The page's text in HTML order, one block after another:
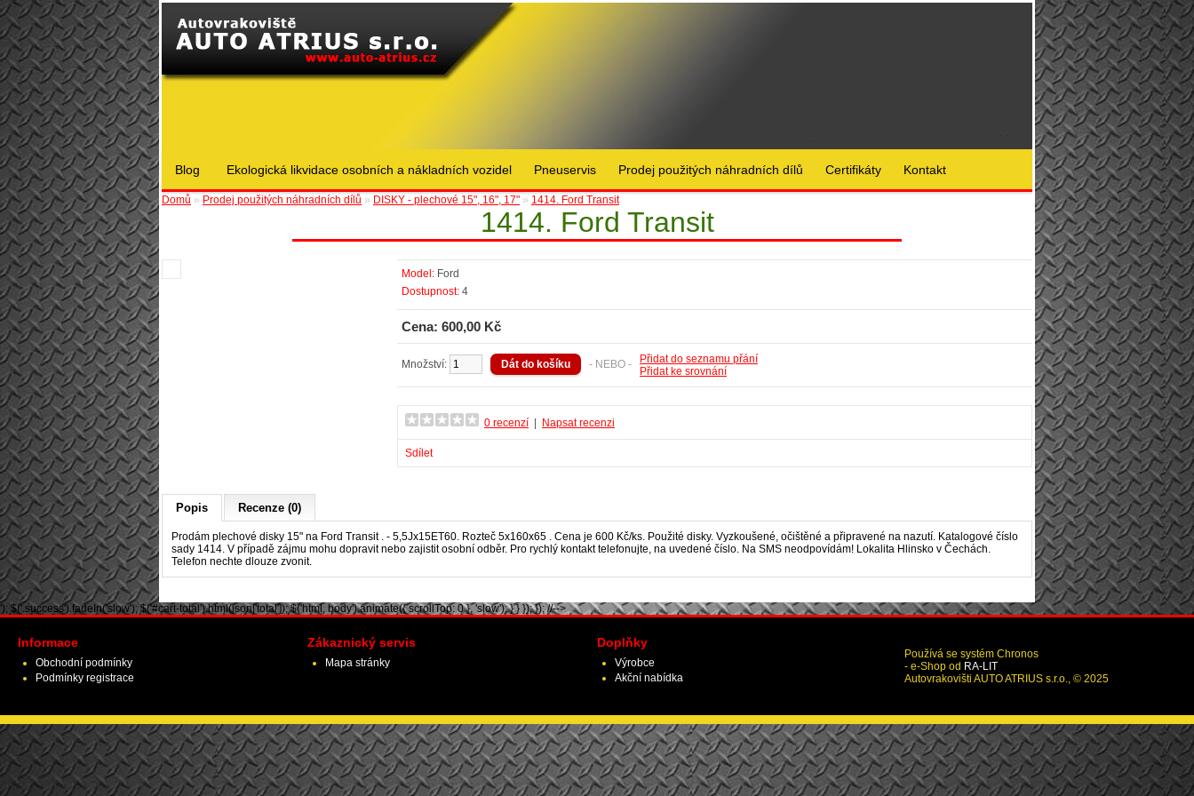
Blog Ekologická likvidace osobních a nákladních vozidel Pneuservis Prodej použitých náhradních dílů Certifikáty Kontakt
Domů » Prodej použitých náhradních dílů » DISKY - plechové 15", 16", 17" » 1414. Ford Transit
1414. Ford Transit
Model: Ford
Dostupnost: 4
Cena: 600,00 Kč
Množství: - NEBO -
Přidat do seznamu přání
Přidat ke srovnání
0 recenzí Napsat recenzi
Sdílet
Popis Recenze (0)
Prodám plechové disky 15" na Ford Transit . - 5,5Jx15ET60. Rozteč 5x160x65 . Cena je 600 Kč/ks. Použité disky. Vyzkoušené, očištěné a připravené na nazutí. Katalogové číslo
sady 1414. V případě zájmu mohu dopravit nebo zajistit osobní odběr. Pro rychlý kontakt telefonujte, na uvedené číslo. Na SMS neodpovídám! Lokalita Hlinsko v Čechách.
Telefon nechte dlouze zvonit.
'); $('.success').fadeIn('slow'); $('#cart-total').html(json['total']); $('html, body').animate({ scrollTop: 0 }, 'slow'); } } }); }); //-->
Informace
Obchodní podmínky
Podmínky registrace
Zákaznický servis
Mapa stránky
Doplňky
Výrobce
Akční nabídka
Používá se systém Chronos
- e-Shop od RA-LIT
Autovrakovišti AUTO ATRIUS s.r.o., © 2025